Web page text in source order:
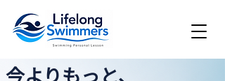
今よりもっと、